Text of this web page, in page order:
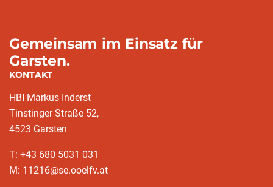
Gemeinsam im Einsatz für
Garsten.
KONTAKT
HBI Markus Inderst
Tinstinger Straße 52,
4523 Garsten
T: +43 680 5031 031
M: 11216@se.ooelfv.at